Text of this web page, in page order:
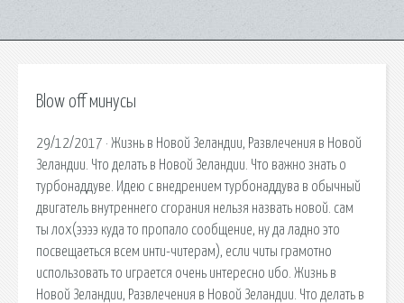
Blow off минусы
29/12/2017 · Жизнь в Новой Зеландии, Развлечения в Новой
Зеландии. Что делать в Новой Зеландии. Что важно знать о
турбонаддуве. Идею с внедрением турбонаддува в обычный
двигатель внутреннего сгорания нельзя назвать новой. сам
ты лох(ээээ куда то пропало сообщение, ну да ладно это
посвещаеться всем инти-читерам), если читы грамотно
использовать то играется очень интересно ибо. Жизнь в
Новой Зеландии, Развлечения в Новой Зеландии. Что делать в